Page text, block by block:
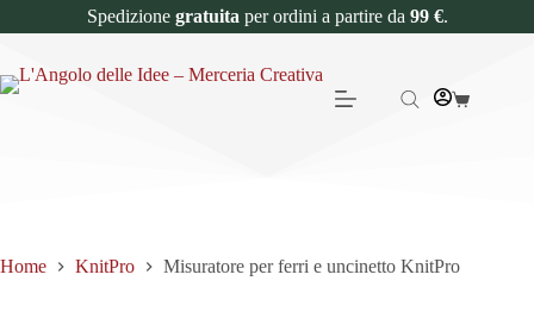
Spedizione gratuita per ordini a partire da 99 €.
Home KnitPro Misuratore per ferri e uncinetto KnitPro